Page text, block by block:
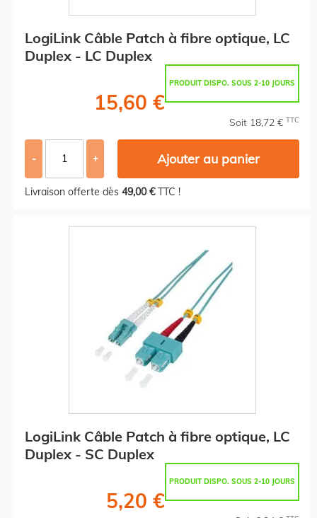
LogiLink Câble Patch à fibre optique, LC
Duplex - LC Duplex
PRODUIT DISPO. SOUS 2-10 JOURS
15,60 €
Soit 18,72 € TTC
- + Ajouter au panier
Livraison offerte dès 49,00 €TTC !
LogiLink Câble Patch à fibre optique, LC
Duplex - SC Duplex
PRODUIT DISPO. SOUS 2-10 JOURS
5,20 €